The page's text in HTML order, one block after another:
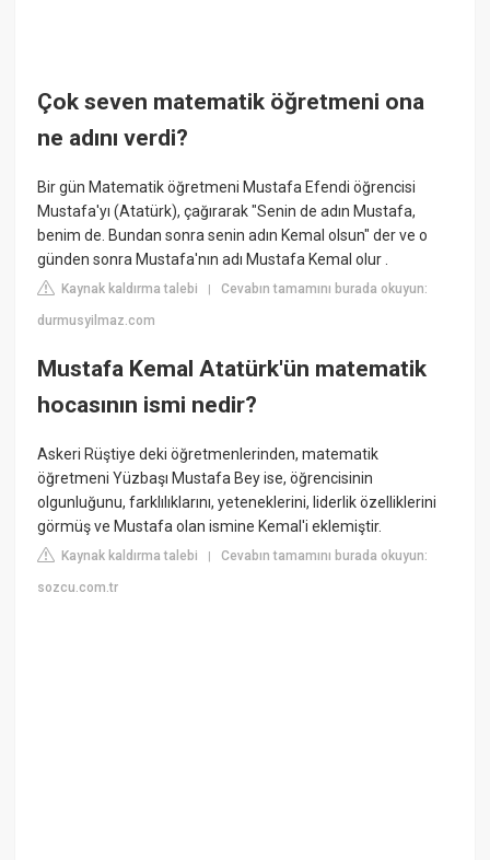
Çok seven matematik öğretmeni ona
ne adını verdi?
Bir gün Matematik öğretmeni Mustafa Efendi öğrencisi
Mustafa'yı (Atatürk), çağırarak "Senin de adın Mustafa,
benim de. Bundan sonra senin adın Kemal olsun" der ve o
günden sonra Mustafa'nın adı Mustafa Kemal olur .
Kaynak kaldırma talebi |Cevabın tamamını burada okuyun:
durmusyilmaz.com
Mustafa Kemal Atatürk'ün matematik
hocasının ismi nedir?
Askeri Rüştiye deki öğretmenlerinden, matematik
öğretmeni Yüzbaşı Mustafa Bey ise, öğrencisinin
olgunluğunu, farklılıklarını, yeteneklerini, liderlik özelliklerini
görmüş ve Mustafa olan ismine Kemal'i eklemiştir.
Kaynak kaldırma talebi |Cevabın tamamını burada okuyun:
sozcu.com.tr